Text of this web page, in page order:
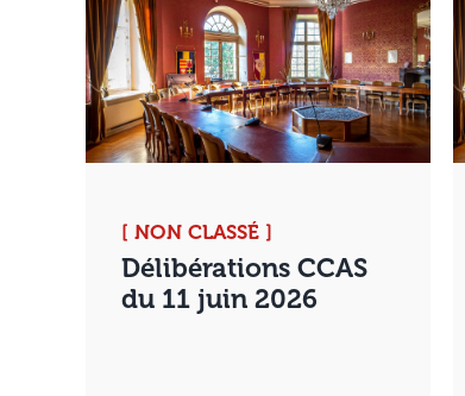
[ NON CLASSÉ ]
Délibérations CCAS
du 11 juin 2026